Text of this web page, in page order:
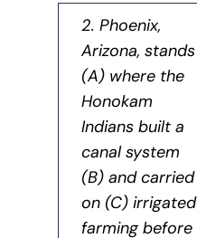
2. Phoenix,
Arizona, stands
(A) where the
Honokam
Indians built a
canal system
(B) and carried
on (C) irrigated
farming before